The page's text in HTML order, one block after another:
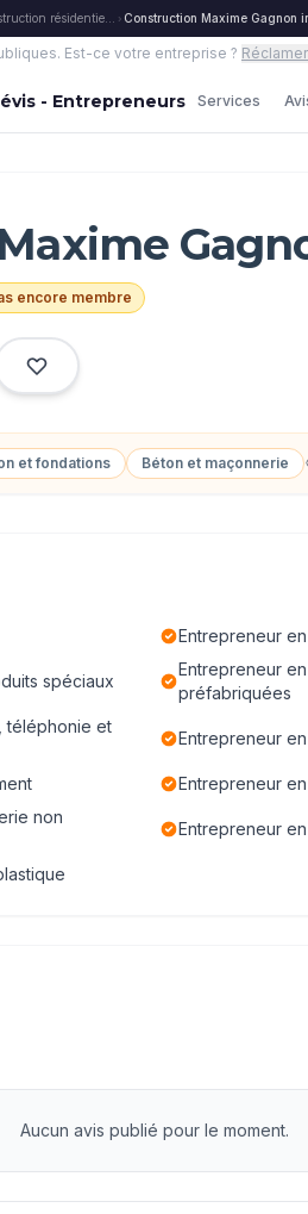
résidentielle › Construction Maxime Gagnon
Est-ce votre entreprise ?
- Entrepreneurs Services
encore membre
et fondations Béton et maçonnerie
Entrepreneur
spéciaux
Entrepreneur
préfabriquées
téléphonie et
Entrepreneur
Entrepreneur
non
Entrepreneur
Aucun avis publié pour le moment.